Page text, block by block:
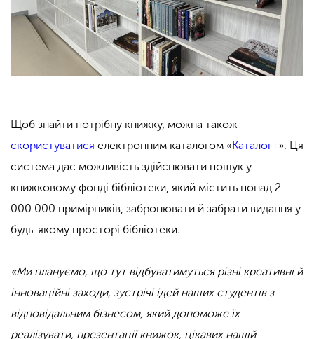
Щоб знайти потрібну книжку, можна також
скористуватися електронним каталогом «Каталог+». Ця
система дає можливість здійснювати пошук у
книжковому фонді бібліотеки, який містить понад 2
000 000 примірників, забронювати й забрати видання у
будь-якому просторі бібліотеки.
«Ми плануємо, що тут відбуватимуться різні креативні й
інноваційні заходи, зустрічі ідей наших студентів з
відповідальним бізнесом, який допоможе їх
реалізувати, презентації книжок, цікавих нашій